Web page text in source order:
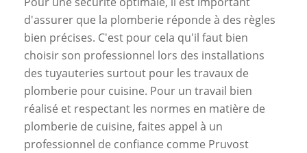
d'assurer que la plomberie réponde à des règles
bien précises. C'est pour cela qu'il faut bien
choisir son professionnel lors des installations
des tuyauteries surtout pour les travaux de
plomberie pour cuisine. Pour un travail bien
réalisé et respectant les normes en matière de
plomberie de cuisine, faites appel à un
professionnel de confiance comme Pruvost